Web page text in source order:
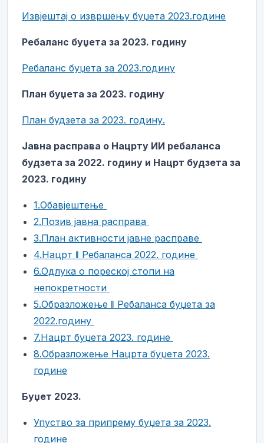
Извјештај о извршењу буџета 2023.године
Ребаланс буџета за 2023. годину
Ребаланс буџета за 2023.годину
План буџета за 2023. годину
План будзета за 2023. годину.
Јавна расправа о Нацрту ИИ ребаланса
будзета за 2022. годину и Нацрт будзета за
2023. годину
1.Обавјештење
2.Позив јавна расправа
3.План активности јавне расправе
4.Нацрт ǁ Ребаланса 2022. године
6.Одлука о пореској стопи на
непокретности
5.Образложење ǁ Ребаланса буџета за
2022.годину
7.Нацрт буџета 2023. године
8.Образложење Нацрта буџета 2023.
године
Буџет 2023.
Упуство за припрему буџета за 2023.
године